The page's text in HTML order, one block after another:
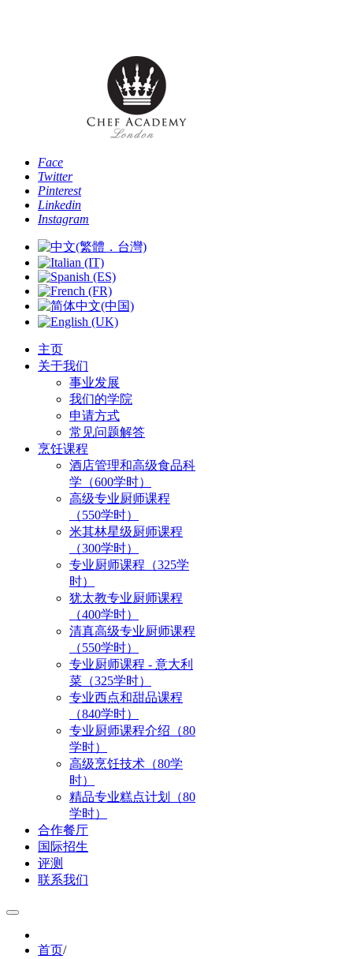
Face
Twitter
Pinterest
Linkedin
Instagram
主页
关于我们
事业发展
我们的学院
申请方式
常见问题解答
烹饪课程
酒店管理和高级食品科
学（600学时）
高级专业厨师课程
（550学时）
米其林星级厨师课程
（300学时）
专业厨师课程（325学
时）
犹太教专业厨师课程
（400学时）
清真高级专业厨师课程
（550学时）
专业厨师课程 - 意大利
菜（325学时）
专业西点和甜品课程
（840学时）
专业厨师课程介绍（80
学时）
高级烹饪技术（80学
时）
精品专业糕点计划（80
学时）
合作餐厅
国际招生
评测
联系我们
首页/